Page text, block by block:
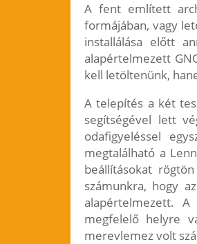
A fent említett
formájában, vagy
installálása előtt
alapértelmezett
kell letöltenünk,
A telepítés a két
segítségével lett
odafigyeléssel
megtalálható a
beállításokat
számunkra, hogy
alapértelmezett.
megfelelő helyre
merevlemez volt